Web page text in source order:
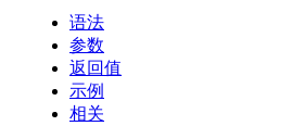
语法
参数
返回值
示例
相关